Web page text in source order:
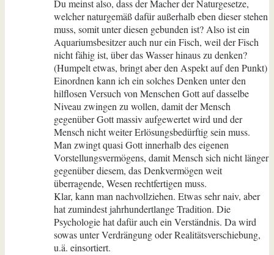
Du meinst also, dass der Macher der Naturgesetze,
welcher naturgemäß dafür außerhalb eben dieser stehen
muss, somit unter diesen gebunden ist? Also ist ein
Aquariumsbesitzer auch nur ein Fisch, weil der Fisch
nicht fähig ist, über das Wasser hinaus zu denken?
(Humpelt etwas, bringt aber den Aspekt auf den Punkt)
Einordnen kann ich ein solches Denken unter den
hilflosen Versuch von Menschen Gott auf dasselbe
Niveau zwingen zu wollen, damit der Mensch
gegenüber Gott massiv aufgewertet wird und der
Mensch nicht weiter Erlösungsbedürftig sein muss.
Man zwingt quasi Gott innerhalb des eigenen
Vorstellungsvermögens, damit Mensch sich nicht länger
gegenüber diesem, das Denkvermögen weit
überragende, Wesen rechtfertigen muss.
Klar, kann man nachvollziehen. Etwas sehr naiv, aber
hat zumindest jahrhundertlange Tradition. Die
Psychologie hat dafür auch ein Verständnis. Da wird
sowas unter Verdrängung oder Realitätsverschiebung,
u.ä. einsortiert.